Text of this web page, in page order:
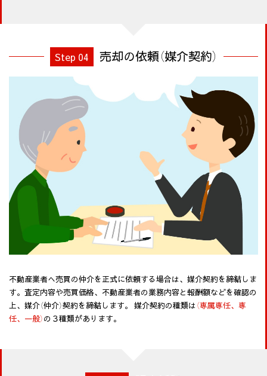
Step 04 売却の依頼（媒介契約）
不動産業者へ売買の仲介を正式に依頼する場合は、媒介契約を締結しま
す。査定内容や売買価格、不動産業者の業務内容と報酬額などを確認の
上、媒介（仲介）契約を締結します。 媒介契約の種類は（専属専任、専
任、一般）の３種類があります。